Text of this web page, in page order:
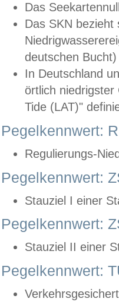
Das
Das SKN
deutschen
In Deutschland
örtlich
Tide (LAT)"
Pegelkennwert:
Regulierungs-
Pegelkennwert:
Stauziel I einer
Pegelkennwert:
Stauziel II einer
Pegelkennwert: